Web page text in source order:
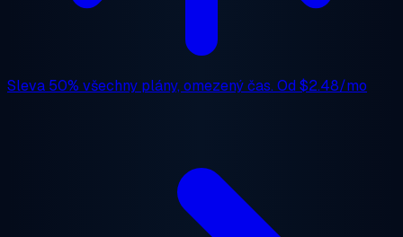
Sleva 50% všechny plány, omezený čas. Od $2.48/mo